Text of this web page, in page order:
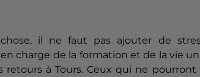
il ne faut pas ajouter de
charge de la formation et de la vie
retours à Tours. Ceux qui ne pourront